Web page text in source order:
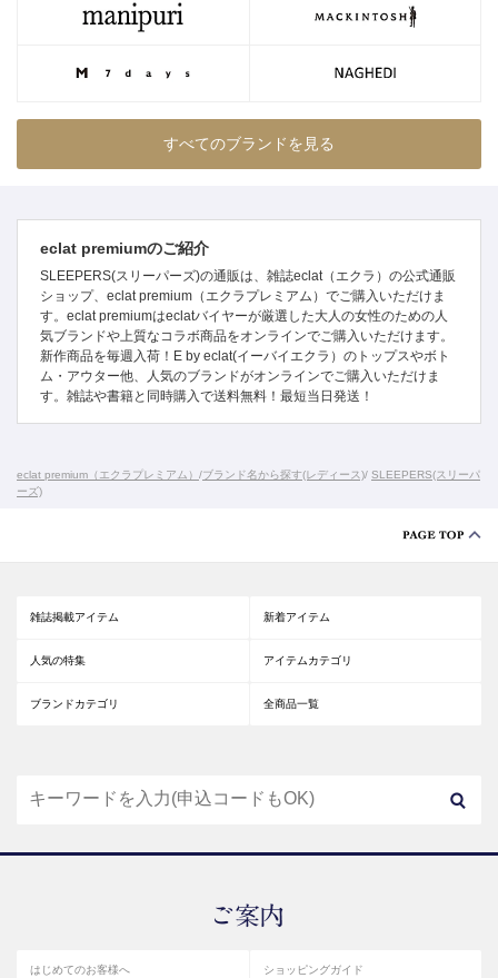
すべてのブランドを見る
eclat premiumのご紹介
SLEEPERS(スリーパーズ)の通販は、雑誌eclat（エクラ）の公式通販
ショップ、eclat premium（エクラプレミアム）でご購入いただけま
す。eclat premiumはeclatバイヤーが厳選した大人の女性のための人
気ブランドや上質なコラボ商品をオンラインでご購入いただけます。
新作商品を毎週入荷！E by eclat(イーバイエクラ）のトップスやボト
ム・アウター他、人気のブランドがオンラインでご購入いただけま
す。雑誌や書籍と同時購入で送料無料！最短当日発送！
eclat premium（エクラプレミアム） /ブランド名から探す(レディース)/ SLEEPERS(スリーパ
ーズ)
雑誌掲載アイテム 新着アイテム
人気の特集 アイテムカテゴリ
ブランドカテゴリ 全商品一覧
はじめてのお客様へ ショッピングガイド